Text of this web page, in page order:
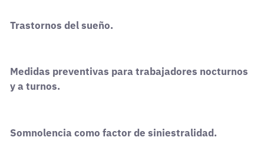
Trastornos del sueño.
Medidas preventivas para trabajadores nocturnos
y a turnos.
Somnolencia como factor de siniestralidad.